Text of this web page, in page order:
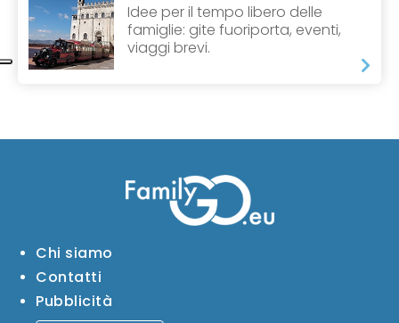
Idee per il tempo libero delle
famiglie: gite fuoriporta, eventi,
viaggi brevi.
Chi siamo
Contatti
Pubblicità